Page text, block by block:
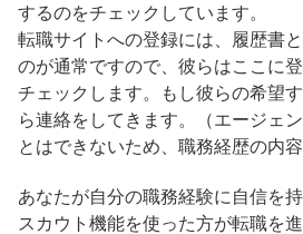
するのをチェックしています。
転職サイトへの登録には、履歴書
のが通常ですので、彼らはここに
チェックします。もし彼らの希望
ら連絡をしてきます。（エージェ
とはできないため、職務経歴の内
あなたが自分の職務経験に自信を
スカウト機能を使った方が転職を